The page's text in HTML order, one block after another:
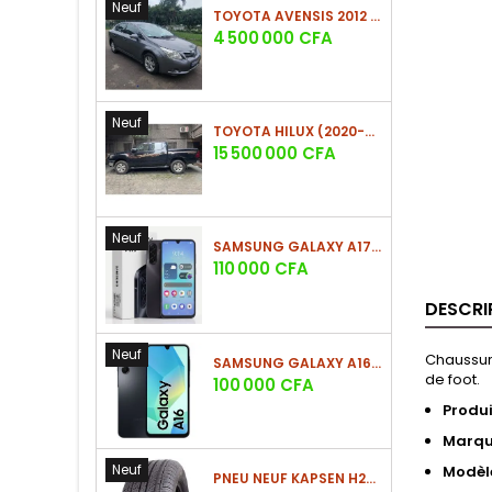
Neuf TOYOTA AVENSIS 2012 (PHASE 2)
Prix
4 500 000 CFA
Neuf TOYOTA HILUX (2020-2021)
Prix
15 500 000 CFA
Neuf SAMSUNG GALAXY A17 (4GO/128GO)
Prix
110 000 CFA
Neuf SAMSUNG GALAXY A16 4G (4GO/128GO)
Prix
100 000 CFA
Neuf PNEU NEUF KAPSEN H202 225/60 R18 100H
de foot.